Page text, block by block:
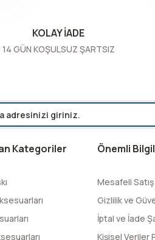
KOLAY İADE
14 GÜN KOŞULSUZ ŞARTSIZ
Kategoriler Önemli
Mesafeli
Gizlilik ve
İptal ve İade
Kişisel Veriler